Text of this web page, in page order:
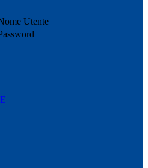
Utente